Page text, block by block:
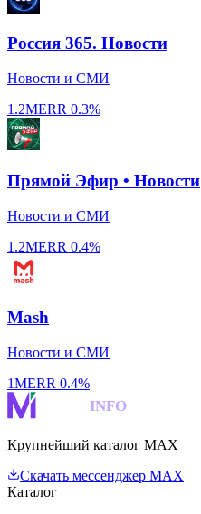
Россия 365. Новости
Новости и СМИ
1.2MERR 0.3%
Прямой Эфир • Новости
Новости и СМИ
1.2MERR 0.4%
Mash
Новости и СМИ
1MERR 0.4%
INFO
Крупнейший каталог MAX
Скачать мессенджер MAX
Каталог